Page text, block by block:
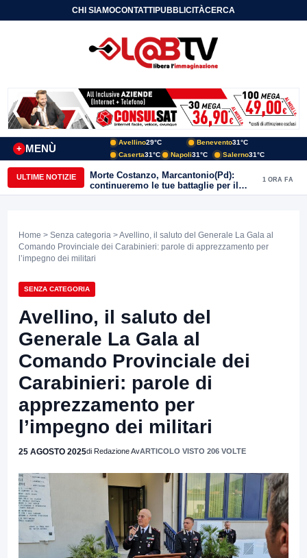
CHI SIAMOCONTATTIPUBBLICITÀCERCA
MENÙ
+
Avellino29°C Benevento31°C
Caserta31°C Napoli31°C Salerno31°C
ULTIME NOTIZIE
Morte Costanzo, Marcantonio(Pd):
continueremo le tue battaglie per il
Sannio
1 ORA FA
Home > Senza categoria > Avellino, il saluto del Generale La Gala al
Comando Provinciale dei Carabinieri: parole di apprezzamento per
l’impegno dei militari
SENZA CATEGORIA
Avellino, il saluto del
Generale La Gala al
Comando Provinciale dei
Carabinieri: parole di
apprezzamento per
l’impegno dei militari
25 AGOSTO 2025di Redazione AvARTICOLO VISTO 206 VOLTE